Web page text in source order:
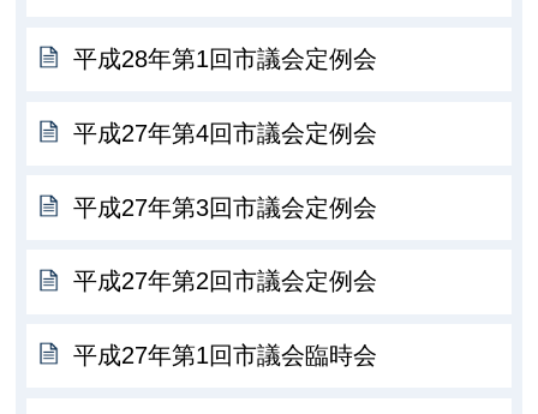
平成28年第1回市議会定例会
平成27年第4回市議会定例会
平成27年第3回市議会定例会
平成27年第2回市議会定例会
平成27年第1回市議会臨時会